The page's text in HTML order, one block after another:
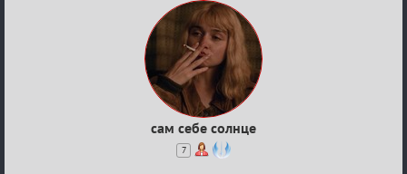
сам себе солнце
7